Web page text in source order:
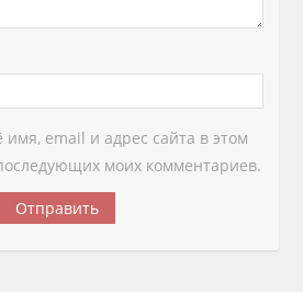
имя, email и адрес сайта в этом
моих комментариев.